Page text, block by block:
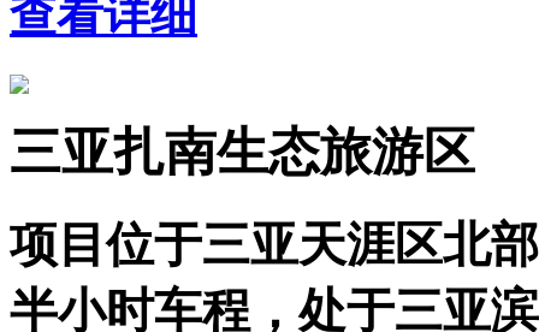
查看详细
三亚扎南生态旅游区
项目位于三亚天涯区北
半小时车程，处于三亚